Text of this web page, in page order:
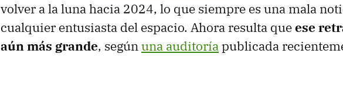
volver a la luna hacia 2024, lo que siempre es una mala
cualquier entusiasta del espacio. Ahora resulta queese
aún más grande, segúnuna auditoríapublicada